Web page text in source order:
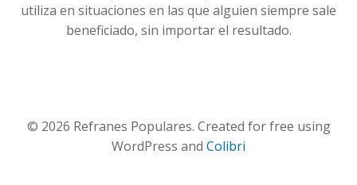
utiliza en situaciones en las que alguien siempre sale
beneficiado, sin importar el resultado.
© 2026 Refranes Populares. Created for free using
WordPress and Colibri